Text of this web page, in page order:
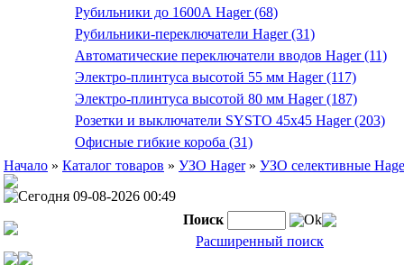
Рубильники до 1600А Hager (68)
Рубильники-переключатели Hager (31)
Автоматические переключатели вводов Hager (11)
Электро-плинтуса высотой 55 мм Hager (117)
Электро-плинтуса высотой 80 мм Hager (187)
Розетки и выключатели SYSTO 45х45 Hager (203)
Офисные гибкие короба (31)
Начало » Каталог товаров » УЗО Hager» УЗО селективные
Сегодня 09-08-2026 00:49
Поиск
Ok
Расширенный поиск